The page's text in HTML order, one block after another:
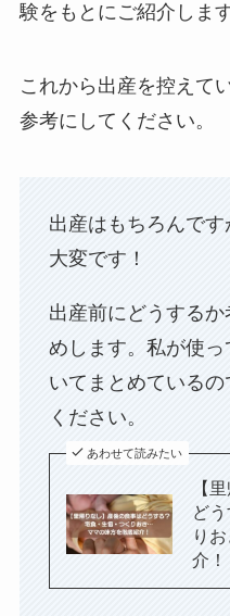
験をもとにご紹介します
これから出産を控えて
参考にしてください。
出産はもちろんで
大変です！
出産前にどうする
めします。私が使
いてまとめている
ください。
あわせて読みたい
【
ど
り
介！